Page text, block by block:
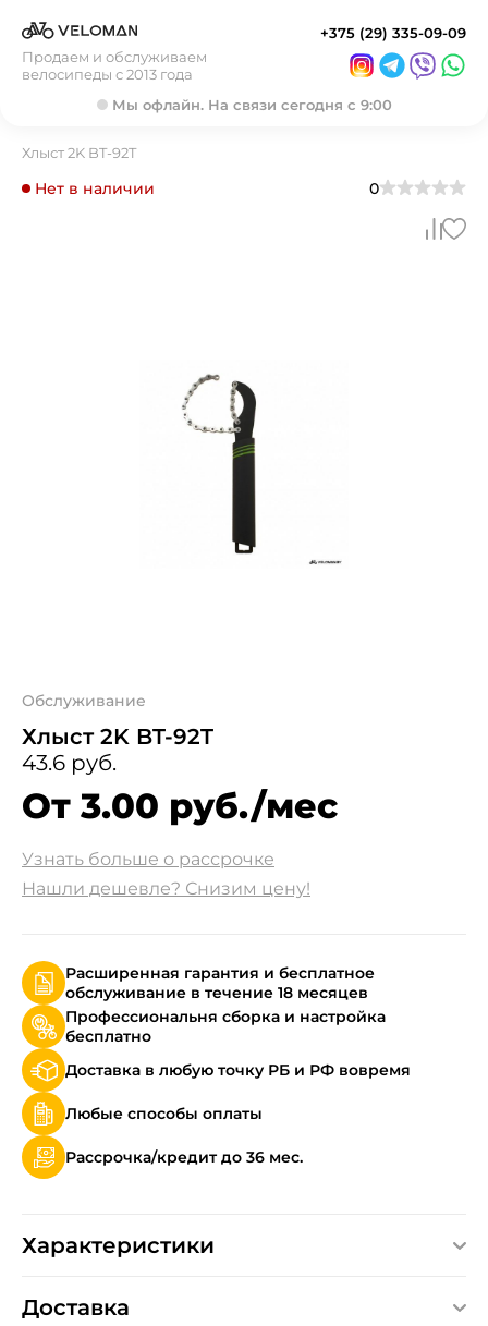
Продаем и обслуживаем
велосипеды с 2013 года
+375 (29) 335-09-09
Мы офлайн. На связи сегодня с 9:00
Хлыст 2K BT-92T
Нет в наличии 0
Обслуживание
Хлыст 2K BT-92T
43.6 руб.
От 3.00 руб./мес
Узнать больше о рассрочке
Нашли дешевле? Снизим цену!
Расширенная гарантия и бесплатное
обслуживание в течение 18 месяцев
Профессиональня сборка и настройка
бесплатно
Доставка в любую точку РБ и РФ вовремя
Любые способы оплаты
Рассрочка/кредит до 36 мес.
Характеристики
Доставка